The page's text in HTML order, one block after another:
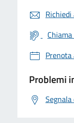
Problemi